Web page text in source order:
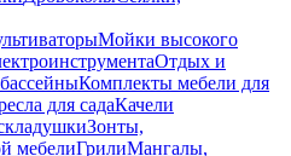
Мойки высокого
Отдых и
Комплекты мебели для
для садаКачели
Зонты,
мебелиГрилиМангалы,